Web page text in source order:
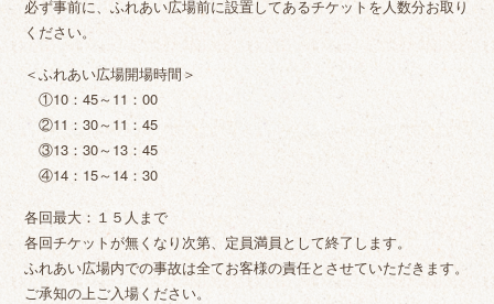
必ず事前に、ふれあい広場前に設置してあるチケットを人数分お取り
ください。
＜ふれあい広場開場時間＞
①10：45～11：00
②11：30～11：45
③13：30～13：45
④14：15～14：30
各回最大：１５人まで
各回チケットが無くなり次第、定員満員として終了します。
ふれあい広場内での事故は全てお客様の責任とさせていただきます。
ご承知の上ご入場ください。